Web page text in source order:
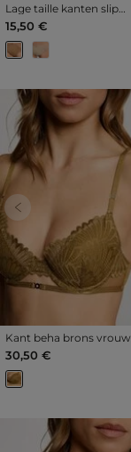
Lage taille kanten slip
goudgeel vrouw
15,50 €
Previous
Kant beha brons vrouw
30,50 €